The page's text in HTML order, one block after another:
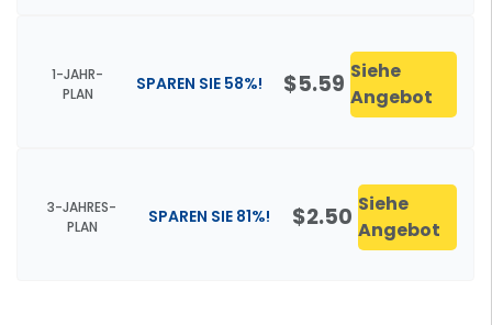
1-JAHR-
PLAN
$5.59
SPAREN SIE 58%!
Siehe
Angebot
3-JAHRES-
PLAN
$2.50
SPAREN SIE 81%!
Siehe
Angebot